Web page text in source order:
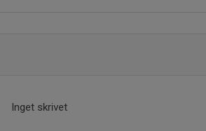
Inget skrivet